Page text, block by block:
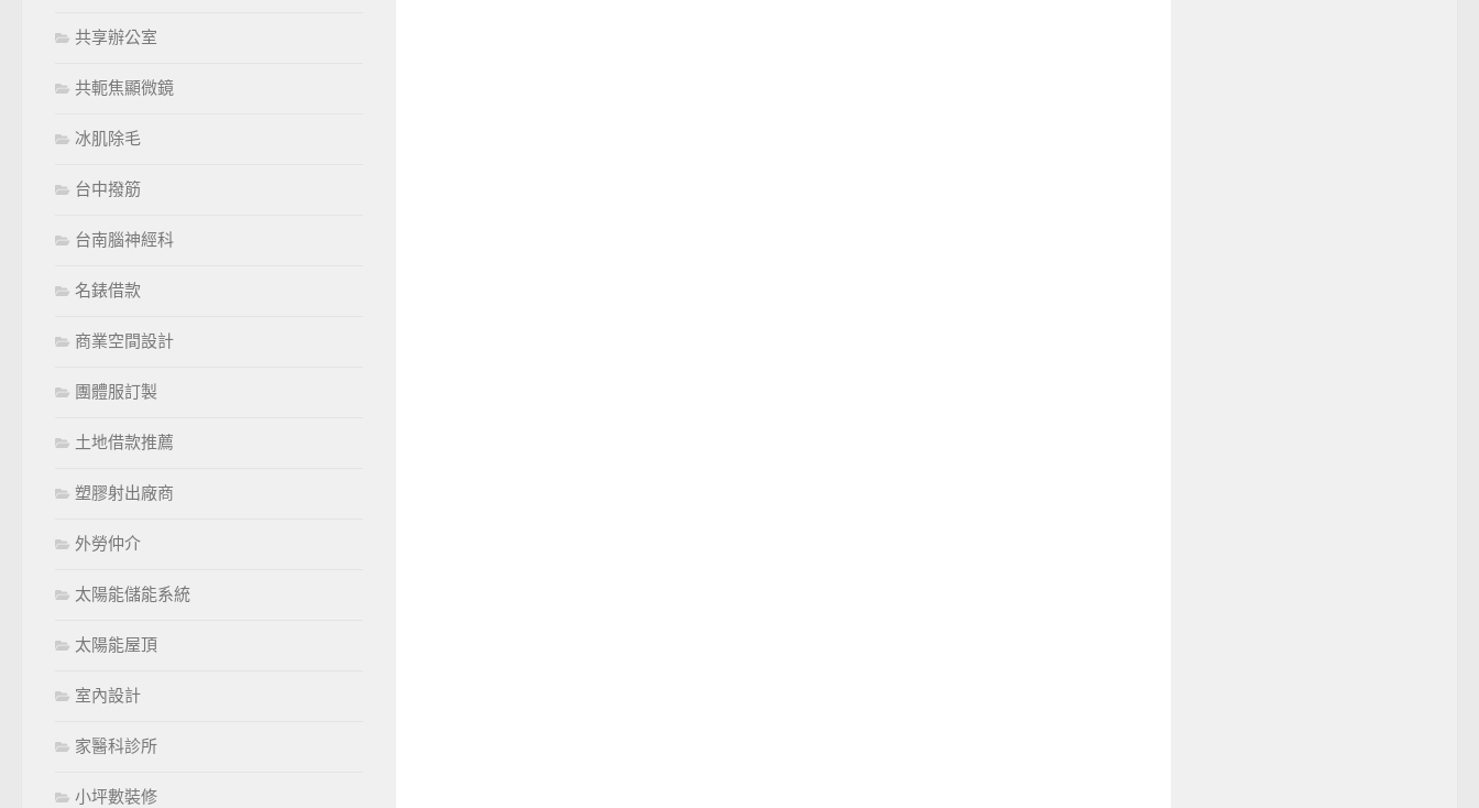
共享辦公室
共軛焦顯微鏡
冰肌除毛
台中撥筋
台南腦神經科
名錶借款
商業空間設計
團體服訂製
土地借款推薦
塑膠射出廠商
外勞仲介
太陽能儲能系統
太陽能屋頂
室內設計
家醫科診所
小坪數裝修